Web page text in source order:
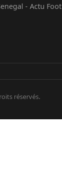
- Actu Foot
réservés.